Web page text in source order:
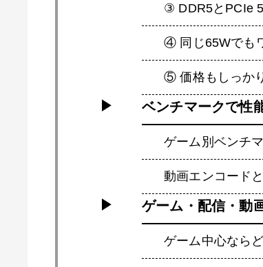
③ DDR5とPCIe
④ 同じ65Wでも
⑤ 価格もしっか
ベンチマークで性
ゲーム別ベンチ
動画エンコード
ゲーム・配信・動
ゲーム中心なら